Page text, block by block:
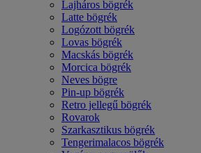
Lajháros bögrék
Latte bögrék
Logózott bögrék
Lovas bögrék
Macskás bögrék
Morcica bögrék
Neves bögre
Pin-up bögrék
Retro jellegű bögrék
Rovarok
Szarkasztikus bögrék
Tengerimalacos bögrék